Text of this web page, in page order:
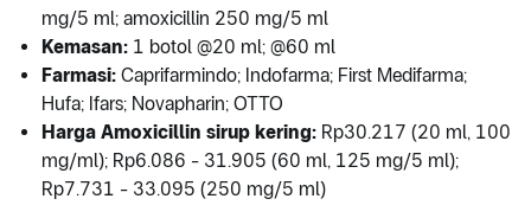
mg/5 ml; amoxicillin 250 mg/5 ml
Kemasan: 1 botol @20 ml; @60 ml
Farmasi: Caprifarmindo; Indofarma; First Medifarma;
Hufa; Ifars; Novapharin; OTTO
Harga Amoxicillin sirup kering: Rp30.217 (20 ml, 100
mg/ml); Rp6.086 - 31.905 (60 ml, 125 mg/5 ml);
Rp7.731 - 33.095 (250 mg/5 ml)